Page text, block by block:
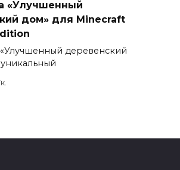
«Улучшенный
дом» для Minecraft
деревенский